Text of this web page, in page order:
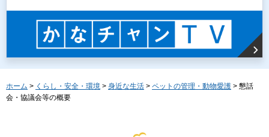
ホーム > くらし・安全・環境 > 身近な生活 > ペットの管理・動物愛護 > 懇話
会・協議会等の概要